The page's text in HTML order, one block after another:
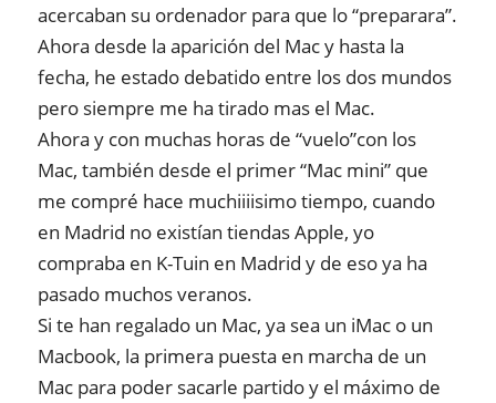
acercaban su ordenador para que lo “preparara”.
Ahora desde la aparición del Mac y hasta la
fecha, he estado debatido entre los dos mundos
pero siempre me ha tirado mas el Mac.
Ahora y con muchas horas de “vuelo”con los
Mac, también desde el primer “Mac mini” que
me compré hace muchiiiisimo tiempo, cuando
en Madrid no existían tiendas Apple, yo
compraba en K-Tuin en Madrid y de eso ya ha
pasado muchos veranos.
Si te han regalado un Mac, ya sea un iMac o un
Macbook, la primera puesta en marcha de un
Mac para poder sacarle partido y el máximo de